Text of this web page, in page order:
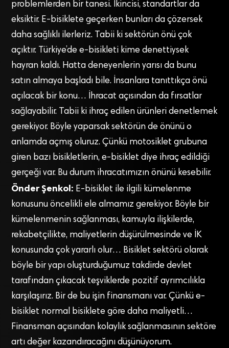
problemlerden bir tanesi. İkincisi, standartlar da
eksiktir. E-bisiklete geçerken bunları da çözersek
daha sağlıklı ilerleriz. Tabii ki sektörün önü çok
açıktır. Türkiye’de e-bisikleti kime denettiysek
hayran kaldı. Hatta deneyenlerin yarısı da bunu
satın almaya başladı bile. İnsanlara tanıttıkça önü
açılacak bir konu… İhracat açısından da fırsatlar
sağlayabilir. Tabii ki ihraç edilen ürünleri denetlemek
gerekiyor. Böyle yaparsak sektörün de önünü o
anlamda açmış oluruz. Çünkü motosiklet grubuna
giren bazı bisikletlerin, e-bisiklet diye ihraç edildiği
gerçeği var. Bu durum ihracatımızın önünü kesebilir.
Önder Şenkol: E-bisiklet ile ilgili kümelenme
konusunu öncelikli ele almamız gerekiyor. Böyle bir
kümelenmenin sağlanması, kamuyla ilişkilerde,
rekabetçilikte, maliyetlerin düşürülmesinde ve İK
konusunda çok yararlı olur… Bisiklet sektörü olarak
böyle bir yapı oluşturduğumuz takdirde devlet
tarafından çıkacak teşviklerde pozitif ayrımcılıkla
karşılaşırız. Bir de bu işin finansmanı var. Çünkü e-
bisiklet normal bisiklete göre daha maliyetli…
Finansman açısından kolaylık sağlanmasının sektöre
artı değer kazandıracağını düşünüyorum.